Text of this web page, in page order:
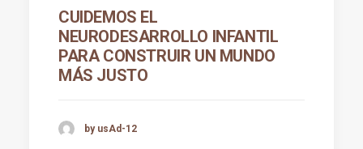
CUIDEMOS EL
NEURODESARROLLO INFANTIL
PARA CONSTRUIR UN MUNDO
MÁS JUSTO
by usAd-12